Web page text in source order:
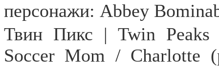
персонажи: Abbey
Твин Пикс |Twin Peaks
Soccer Mom / Charlotte